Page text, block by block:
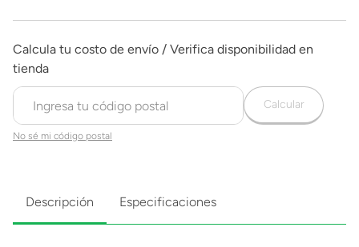
No sé mi código postal
Calcular
Descripción Especificaciones